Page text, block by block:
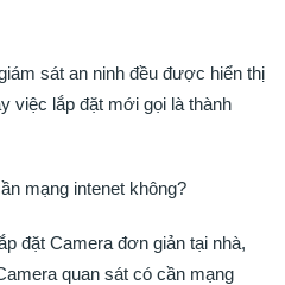
sát an ninh đều được hiển thị
việc lắp đặt mới gọi là thành
mạng intenet không?
đặt Camera đơn giản tại nhà,
quan sát có cần mạng